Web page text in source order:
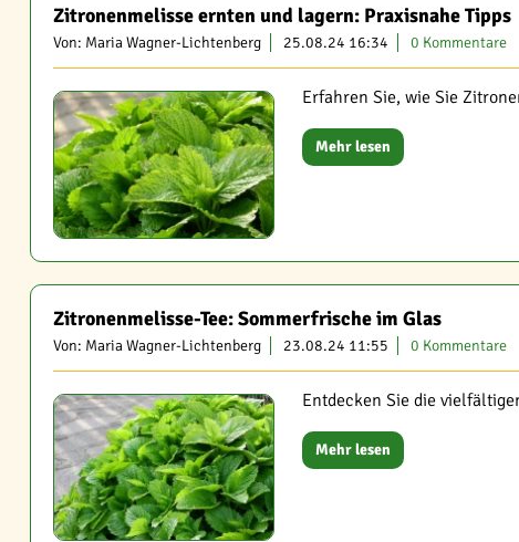
Zitronenmelisse ernten und lagern: Praxisnahe Tipps
Von: Maria Wagner-Lichtenberg 25.08.24 16:34 0 Kommentare
Erfahren Sie, wie Sie
Mehr lesen
Zitronenmelisse-Tee: Sommerfrische im Glas
Von: Maria Wagner-Lichtenberg 23.08.24 11:55 0 Kommentare
Entdecken Sie die
Mehr lesen